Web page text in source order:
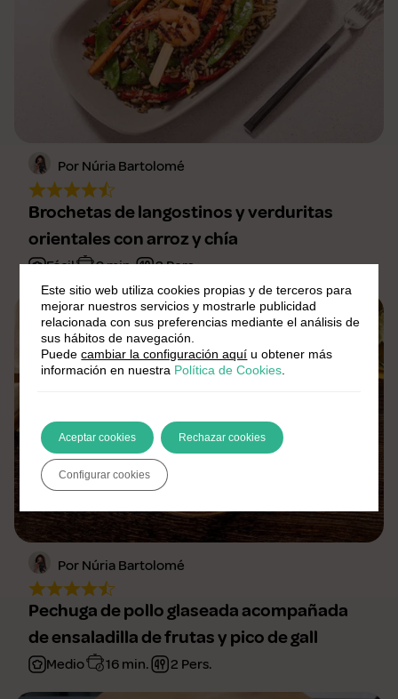
Por Núria Bartolomé
Brochetas de langostinos y verduritas
orientales con arroz y chía
Fácil 9 min. 2 Pers.
Por Núria Bartolomé
Pechuga de pollo glaseada acompañada
de ensaladilla de frutas y pico de gall
Medio 16 min. 2 Pers.
Este sitio web utiliza cookies propias y de terceros para
mejorar nuestros servicios y mostrarle publicidad
relacionada con sus preferencias mediante el análisis de
sus hábitos de navegación.
Puedecambiar la configuración aquí u obtener más
información en nuestra Política de Cookies
Aceptar cookies Rechazar cookies
Configurar cookies